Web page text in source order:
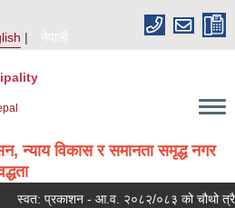
नेपाली
न्याय विकास र समानता समृद्ध नगर
स्वत: प्रकाशन - आ.व. २०८२/०८३ को चौथो